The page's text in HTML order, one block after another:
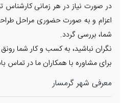
در صورت نیاز در هر زمانی کارشناس
اعزام و به صورت حضوری مراحل
شما، بررسی گردد.
نگران نباشید، به کسب و کار شما
برای مشاوره با همکاران ما در تماس
معرفی شهر گرمسار